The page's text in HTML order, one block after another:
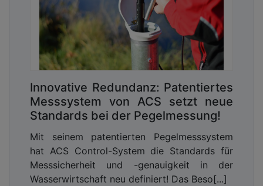
Innovative Redundanz: Patentiertes
Messsystem von ACS setzt neue
Standards bei der Pegelmessung!
Mit seinem patentierten Pegelmesssystem
hat ACS Control-System die Standards für
Messsicherheit und -genauigkeit in der
Wasserwirtschaft neu definiert! Das Beso[...]